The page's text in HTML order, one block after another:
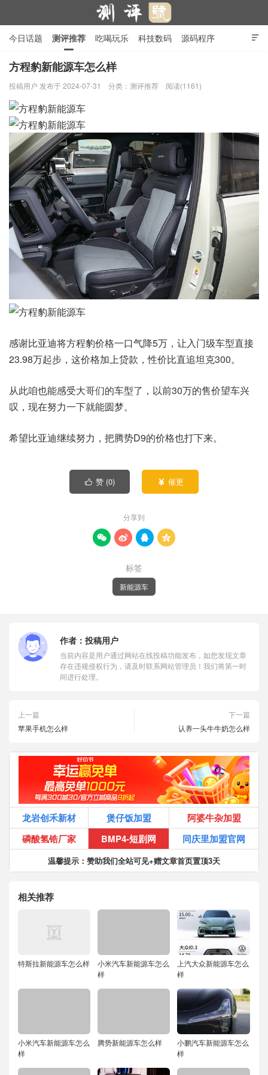

今日话题 测评推荐 吃喝玩乐 科技数码 源码程序
行业产品 在线投稿 隐私政策
方程豹新能源车怎么样
投稿用户 发布于 2024-07-31 分类： 测评推荐 阅读(1161)
感谢比亚迪将方程豹价格一口气降5万，让入门级车型直接
23.98万起步，这价格加上贷款，性价比直追坦克300。
从此咱也能感受大哥们的车型了，以前30万的售价望车兴
叹，现在努力一下就能圆梦。
希望比亚迪继续努力，把腾势D9的价格也打下来。
 赞 (0)  催更
分享到
   
标签
新能源车
作者： 投稿用户
当前内容是用户通过网站在线投稿功能发布，如您发现文章
存在违规侵权行为，请及时联系网站管理员！我们将第一时
间进行处理。
上一篇
苹果手机怎么样
下一篇
认养一头牛牛奶怎么样
龙岩创禾新材 煲仔饭加盟
阿婆牛杂加盟
磷酸氢锆厂家
BMP4-短剧网 同庆里加盟官网
温馨提示：赞助我们全站可见+赠文章首页置顶3天
相关推荐
特斯拉新能源车怎么样
小米汽车新能源车怎么
样
上汽大众新能源车怎么
样
小米汽车新能源车怎么
样
腾势新能源车怎么样
小鹏汽车新能源车怎么
样